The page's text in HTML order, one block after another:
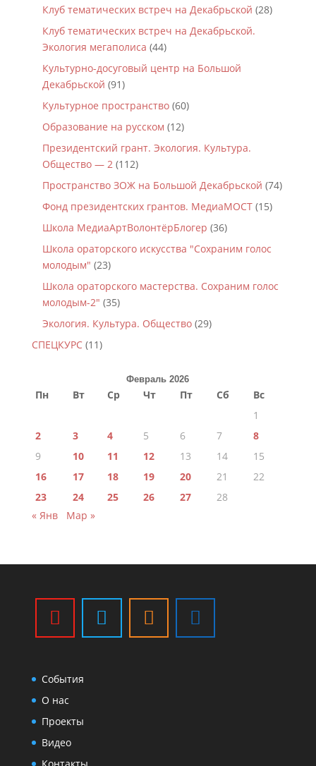
Клуб тематических встреч на Декабрьской (28)
Клуб тематических встреч на Декабрьской.
Экология мегаполиса (44)
Культурно-досуговый центр на Большой
Декабрьской (91)
Культурное пространство(60)
Образование на русском (12)
Президентский грант. Экология. Культура.
Общество — 2(112)
Пространство ЗОЖ на Большой Декабрьской (74)
Фонд президентских грантов. МедиаМОСТ(15)
Школа МедиаАртВолонтёрБлогер (36)
Школа ораторского искусства "Сохраним голос
молодым" (23)
Школа ораторского мастерства. Сохраним голос
молодым-2" (35)
Экология. Культура. Общество(29)
СПЕЦКУРС(11)
Февраль 2026
Пн Вт Ср Чт Пт Сб
Вс
1
2
3 4 5 6 7
8
9
10 11 12 13 14
15
16
17 18 19 20 21
22
23
24 25 26 27
28
« Янв
Мар »
События
О нас
Проекты
Видео
Контакты